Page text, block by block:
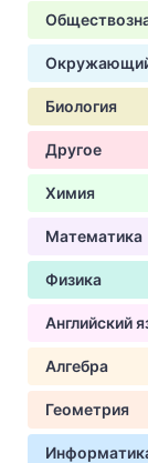
Биология
Другое
Химия
Математика
Физика
Английский
Алгебра
Геометрия